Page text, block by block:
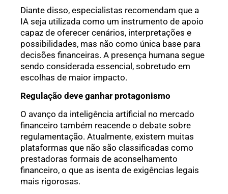
Diante disso, especialistas recomendam que a
IA seja utilizada como um instrumento de apoio
capaz de oferecer cenários, interpretações e
possibilidades, mas não como única base para
decisões financeiras. A presença humana segue
sendo considerada essencial, sobretudo em
escolhas de maior impacto.
Regulação deve ganhar protagonismo
O avanço da inteligência artificial no mercado
financeiro também reacende o debate sobre
regulamentação. Atualmente, existem muitas
plataformas que não são classificadas como
prestadoras formais de aconselhamento
financeiro, o que as isenta de exigências legais
mais rigorosas.